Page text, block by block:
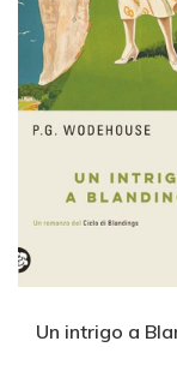
Un intrigo a